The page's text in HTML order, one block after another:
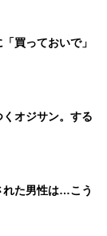
買っておいで」
オジサン。する
れた男性は…こう